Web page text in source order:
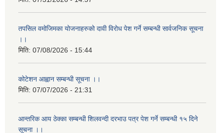
तपसिल वमोजिमका योजनाहरुको दावी विरोध पेश गर्ने सम्बन्धी सार्वजनिक सूचना
।।
मिति: 07/08/2026 - 15:44
कोटेशन आह्वान सम्बन्धी सूचना ।।
मिति: 07/07/2026 - 21:31
आन्तरिक आय ठेक्का सम्बन्धी शिलवन्दी दरभाउ पत्र पेश गर्ने सम्बन्धी १५ दिने
सूचना ।।